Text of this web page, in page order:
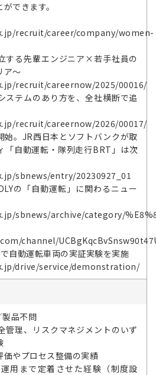
できます。
recruit/career/company/women-
する先輩エンジニア×若手社員の
ア～
recruit/careernow/2025/00016/
テムのあり方を、全社横断で追
recruit/careernow/2026/00017/
。JR西日本とソフトバンクが取
「自動運転・隊列走行BRT」は次
sbnews/entry/20230927_01
の「自動運転」に関わるニュー
sbnews/archive/category/
channel/
自動運転車両の実証実験を実施
drive/service/demonstration/
品不問
理、リスクマネジメントのいず
やプロセス整備の実績
用まで定着させた経験（制度設